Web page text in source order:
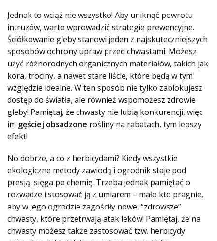
Jednak to wciąż nie wszystko! Aby uniknąć powrotu
intruzów, warto wprowadzić strategie prewencyjne.
Ściółkowanie gleby stanowi jeden z najskuteczniejszych
sposobów ochrony upraw przed chwastami. Możesz
użyć różnorodnych organicznych materiałów, takich jak
kora, trociny, a nawet stare liście, które będą w tym
względzie idealne. W ten sposób nie tylko zablokujesz
dostęp do światła, ale również wspomożesz zdrowie
gleby! Pamiętaj, że chwasty nie lubią konkurencji, więc
im gęściej obsadzone rośliny na rabatach, tym lepszy
efekt!
No dobrze, a co z herbicydami? Kiedy wszystkie
ekologiczne metody zawiodą i ogrodnik staje pod
presją, sięga po chemię. Trzeba jednak pamiętać o
rozwadze i stosować ją z umiarem – mało kto pragnie,
aby w jego ogrodzie zagościły nowe, “zdrowsze”
chwasty, które przetrwają atak leków! Pamiętaj, że na
chwasty możesz także zastosować tzw. herbicydy